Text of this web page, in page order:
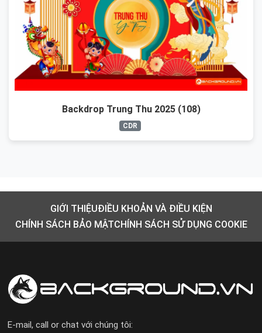
Backdrop Trung Thu 2025 (108)
CDR
GIỚI THIỆUĐIỀU KHOẢN VÀ ĐIỀU KIỆN
CHÍNH SÁCH BẢO MẬTCHÍNH SÁCH SỬ DỤNG COOKIE
E-mail, call or chat với chúng tôi: